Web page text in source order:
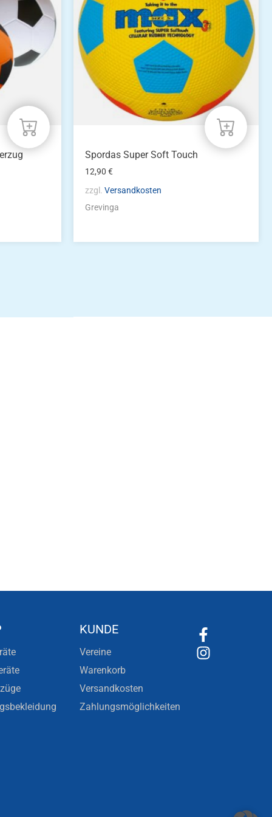
Spordas Super Soft Touch
12,90€
zzgl.Versandkosten
Grevinga
KUNDE
Vereine
Warenkorb
Versandkosten
Zahlungsmöglichkeiten